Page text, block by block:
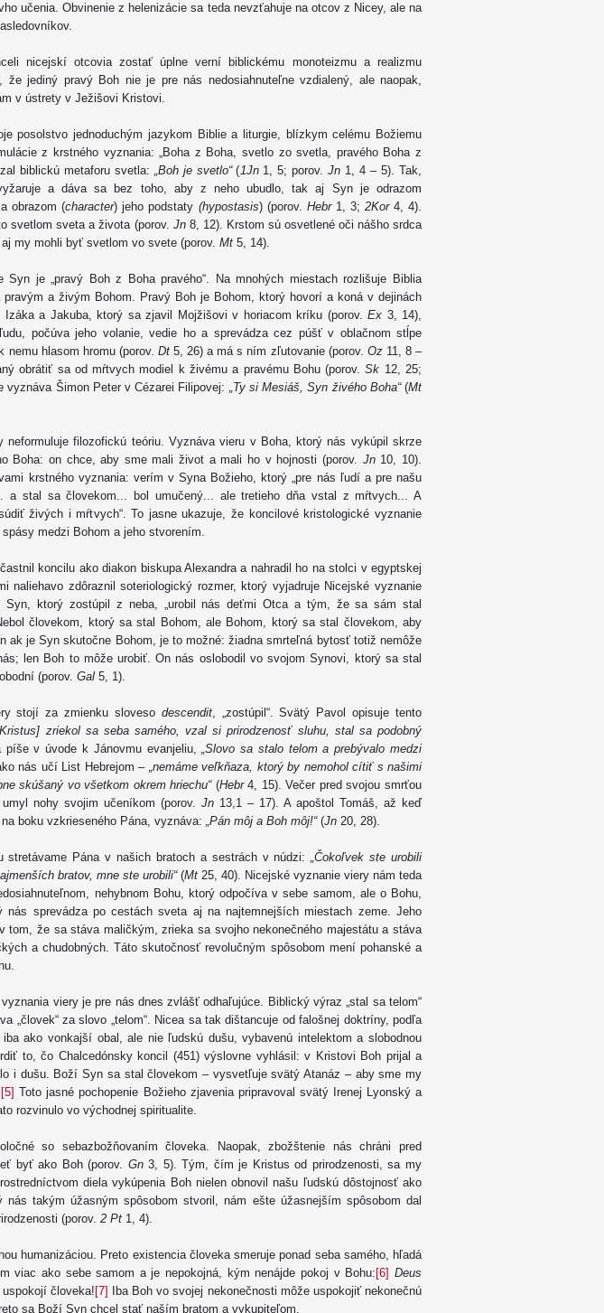
učenia. Obvinenie z helenizácie sa teda nevzťahuje na otcov z Nicey, ale na
nicejskí otcovia zostať úplne verní biblickému monoteizmu a realizmu
že jediný pravý Boh nie je pre nás nedosiahnuteľne vzdialený, ale naopak,
v ústrety v Ježišovi Kristovi.
posolstvo jednoduchým jazykom Biblie a liturgie, blízkym celému Božiemu
z krstného vyznania: „Boha z Boha, svetlo zo svetla, pravého Boha z
biblickú metaforu svetla: „Boh je svetlo“(1Jn1, 5; porov.Jn 1, 4 – 5). Tak,
a dáva sa bez toho, aby z neho ubudlo, tak aj Syn je odrazom
obrazom (character) jeho podstaty (hypostasis) (porov. Hebr 1, 3; 2Kor4, 4).
svetlom sveta a života (porov. Jn 8, 12). Krstom sú osvetlené oči nášho srdca
my mohli byť svetlom vo svete (porov. Mt 5, 14).
Syn je „pravý Boh z Boha pravého“. Na mnohých miestach rozlišuje Biblia
a živým Bohom. Pravý Boh je Bohom, ktorý hovorí a koná v dejinách
Izáka a Jakuba, ktorý sa zjavil Mojžišovi v horiacom kríku (porov. Ex 3, 14),
počúva jeho volanie, vedie ho a sprevádza cez púšť v oblačnom stĺpe
nemu hlasom hromu (porov. Dt5, 26) a má s ním zľutovanie (porov. Oz11, 8 –
obrátiť sa od mŕtvych modiel k živému a pravému Bohu (porov.Sk 12, 25;
vyznáva Šimon Peter v Cézarei Filipovej: „Ty si Mesiáš, Syn živého Boha“(Mt
neformuluje filozofickú teóriu. Vyznáva vieru v Boha, ktorý nás vykúpil skrze
Boha: on chce, aby sme mali život a mali ho v hojnosti (porov. Jn10, 10).
krstného vyznania: verím v Syna Božieho, ktorý „pre nás ľudí a pre našu
a stal sa človekom... bol umučený... ale tretieho dňa vstal z mŕtvych... A
živých i mŕtvych“. To jasne ukazuje, že koncilové kristologické vyznanie
medzi Bohom a jeho stvorením.
koncilu ako diakon biskupa Alexandra a nahradil ho na stolci v egyptskej
naliehavo zdôraznil soteriologický rozmer, ktorý vyjadruje Nicejské vyznanie
Syn, ktorý zostúpil z neba, „urobil nás deťmi Otca a tým, že sa sám stal
človekom, ktorý sa stal Bohom, ale Bohom, ktorý sa stal človekom, aby
ak je Syn skutočne Bohom, je to možné: žiadna smrteľná bytosť totiž nemôže
len Boh to môže urobiť. On nás oslobodil vo svojom Synovi, ktorý sa stal
(porov. Gal 5, 1).
stojí za zmienku sloveso descendit, „zostúpil“. Svätý Pavol opisuje tento
zriekol sa seba samého, vzal si prirodzenosť sluhu, stal sa podobný
v úvode k Jánovmu evanjeliu,„Slovo sa stalo telom a prebývalo medzi
nás učí List Hebrejom – „nemáme veľkňaza, ktorý by nemohol cítiť s našimi
skúšaný vo všetkom okrem hriechu“(Hebr4, 15). Večer pred svojou smrťou
nohy svojim učeníkom (porov. Jn 13,1 – 17). A apoštol Tomáš, až keď
boku vzkrieseného Pána, vyznáva: „Pán môj a Boh môj!“(Jn 20, 28).
stretávame Pána v našich bratoch a sestrách v núdzi:„Čokoľvek ste urobili
bratov, mne ste urobili“(Mt 25, 40). Nicejské vyznanie viery nám teda
nehybnom Bohu, ktorý odpočíva v sebe samom, ale o Bohu,
nás sprevádza po cestách sveta aj na najtemnejších miestach zeme. Jeho
tom, že sa stáva maličkým, zrieka sa svojho nekonečného majestátu a stáva
a chudobných. Táto skutočnosť revolučným spôsobom mení pohanské a
viery je pre nás dnes zvlášť odhaľujúce. Biblický výraz „stal sa telom“
„človek“ za slovo „telom“. Nicea sa tak dištancuje od falošnej doktríny, podľa
ako vonkajší obal, ale nie ľudskú dušu, vybavenú intelektom a slobodnou
to, čo Chalcedónsky koncil (451) výslovne vyhlásil: v Kristovi Boh prijal a
i dušu. Boží Syn sa stal človekom – vysvetľuje svätý Atanáz – aby sme my
[5] Toto jasné pochopenie Božieho zjavenia pripravoval svätý Irenej Lyonský a
rozvinulo vo východnej spiritualite.
so sebazbožňovaním človeka. Naopak, zbožštenie nás chráni pred
byť ako Boh (porov. Gn3, 5). Tým, čím je Kristus od prirodzenosti, sa my
diela vykúpenia Boh nielen obnovil našu ľudskú dôstojnosť ako
takým úžasným spôsobom stvoril, nám ešte úžasnejším spôsobom dal
(porov. 2 Pt 1, 4).
humanizáciou. Preto existencia človeka smeruje ponad seba samého, hľadá
viac ako sebe samom a je nepokojná, kým nenájde pokoj v Bohu: [6] Deus
človeka![7]
Iba Boh vo svojej nekonečnosti môže uspokojiť nekonečnú
sa Boží Syn chcel stať naším bratom a vykupiteľom.